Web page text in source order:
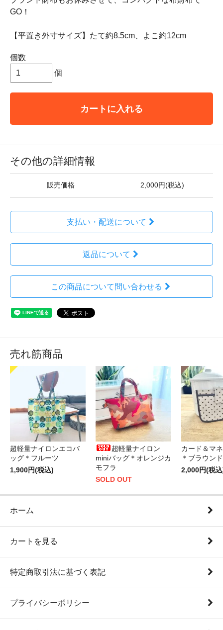
GO！
【平置き外寸サイズ】たて約8.5cm、よこ約12cm
個数
個
カートに入れる
その他の詳細情報
販売価格 2,000円(税込)
支払い・配送について
返品について
この商品について問い合わせる
売れ筋商品
超軽量ナイロンエコバ
ッグ＊フルーツ
1,900円(税込)
超軽量ナイロン
miniバッグ＊オレンジカ
モフラ
SOLD OUT
カード＆マ
＊ブラウン
2,000円(税
ホーム
カートを見る
特定商取引法に基づく表記
プライバシーポリシー